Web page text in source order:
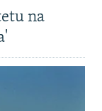
na